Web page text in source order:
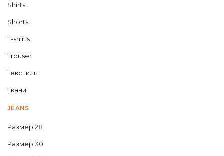
Shirts
Shorts
T-shirts
Trouser
Текстиль
Ткани
JEANS
Размер 28
Размер 30